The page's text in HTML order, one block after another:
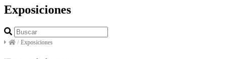
Exposiciones
/ Exposiciones